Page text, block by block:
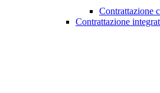
Contrattazione
Contrattazione